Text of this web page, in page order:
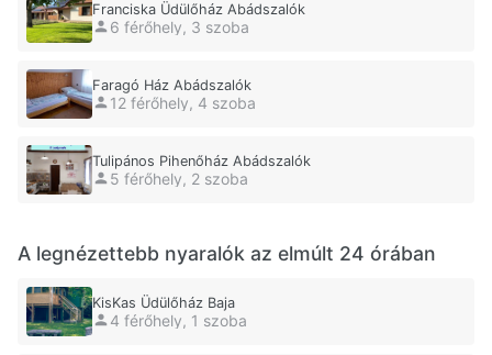
Franciska Üdülőház Abádszalók
6 férőhely, 3 szoba
Faragó Ház Abádszalók
12 férőhely, 4 szoba
Tulipános Pihenőház Abádszalók
5 férőhely, 2 szoba
A legnézettebb nyaralók az elmúlt 24 órában
KisKas Üdülőház Baja
4 férőhely, 1 szoba